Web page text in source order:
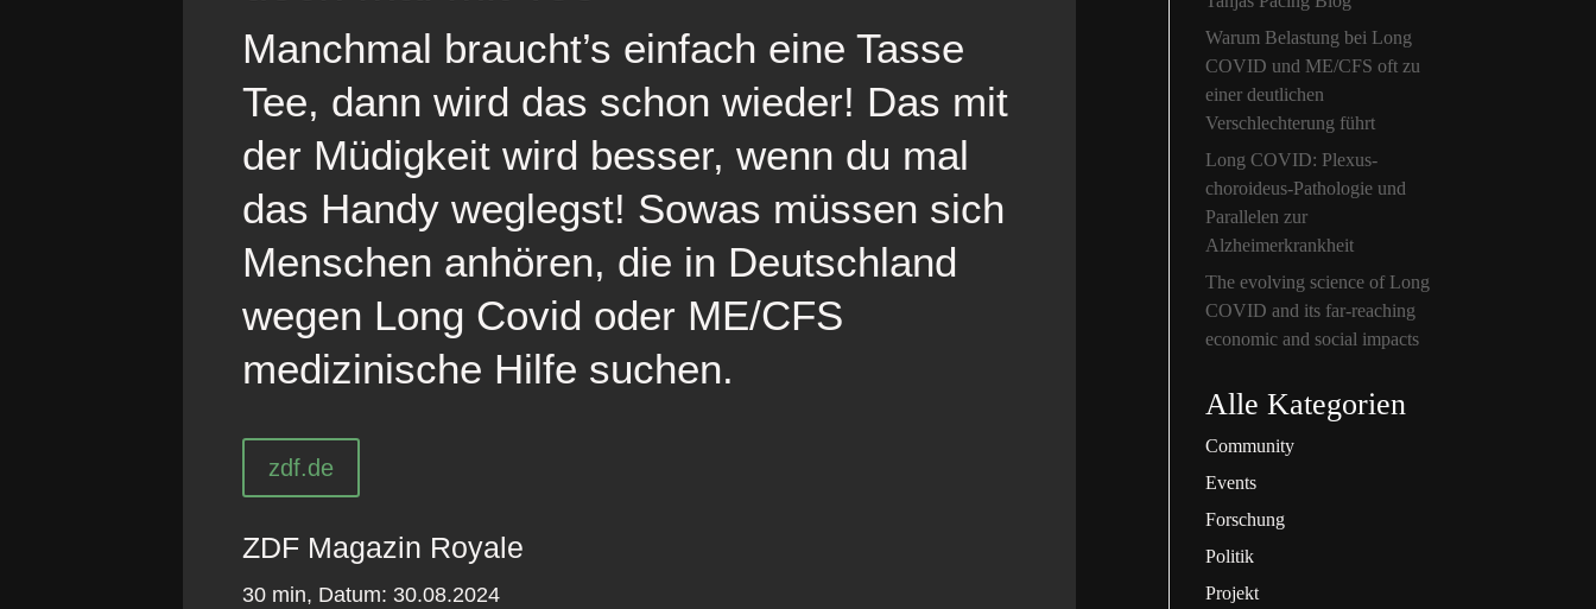
Manchmal braucht’s einfach eine Tasse
Tee, dann wird das schon wieder! Das mit
der Müdigkeit wird besser, wenn du mal
das Handy weglegst! Sowas müssen sich
Menschen anhören, die in Deutschland
wegen Long Covid oder ME/CFS
medizinische Hilfe suchen.
zdf.de
ZDF Magazin Royale
30 min, Datum: 30.08.2024
Warum Belastung bei Long
COVID und ME/CFS oft zu
einer deutlichen
Verschlechterung führt
Long COVID: Plexus-
choroideus-Pathologie und
Parallelen zur
Alzheimerkrankheit
The evolving science of Long
COVID and its far-reaching
economic and social impacts
Alle Kategorien
Community
Events
Forschung
Politik
Projekt